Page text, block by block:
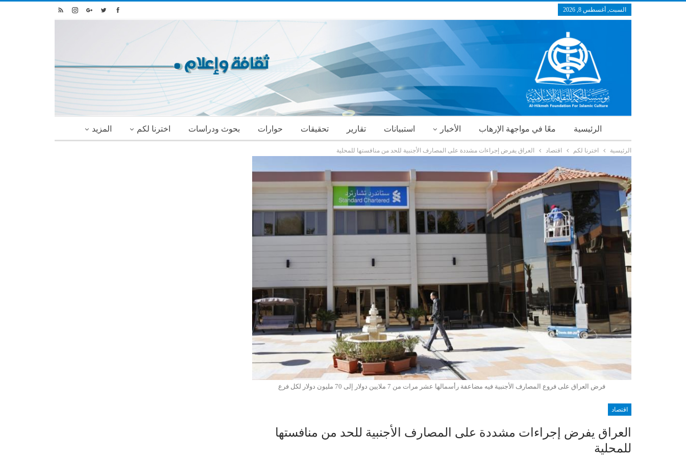
السبت, أغسطس 8, 2026
الرئيسية معًا في مواجهة الإرهاب الأخبار استبيانات تقارير تحقيقات حوارات بحوث ودراسات اخترنا لكم المزيد
الرئيسية اخترنا لكم اقتصاد العراق يفرض إجراءات مشددة على المصارف الأجنبية للحد من منافستها للمحلية
فرض العراق على فروع المصارف الأجنبية فيه مضاعفة رأسمالها عشر مرات من 7 ملايين دولار إلى 70 مليون دولار لكل فرع
اقتصاد
العراق يفرض إجراءات مشددة على المصارف الأجنبية للحد من منافستها
للمحلية